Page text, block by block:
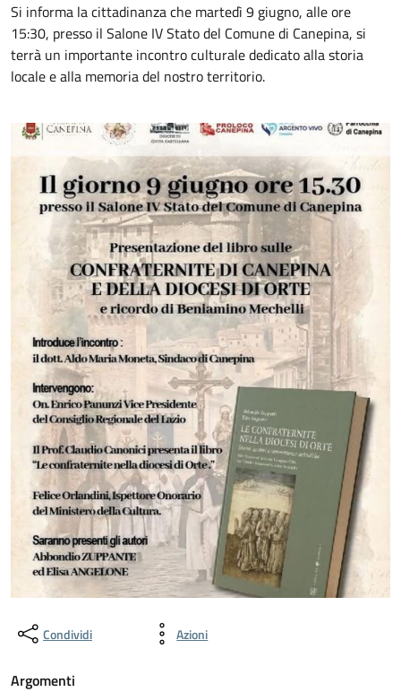
Si informa la cittadinanza che martedì 9 giugno, alle ore
15:30, presso il Salone IV Stato del Comune di Canepina, si
terrà un importante incontro culturale dedicato alla storia
locale e alla memoria del nostro territorio.
Condividi Azioni
Argomenti